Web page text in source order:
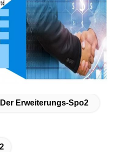
Erweiterungs-Spo2